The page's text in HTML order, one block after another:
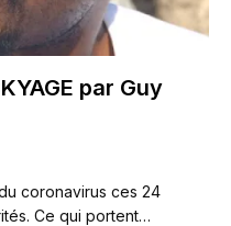
par Guy
coronavirus ces 24
Ce qui portent…